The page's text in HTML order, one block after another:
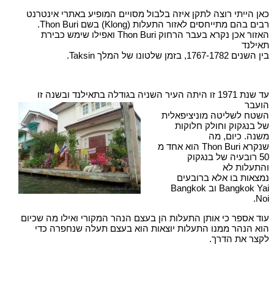
כאן הייתי רוצה לתקן איזה בלבול מסויים המופיע באתרי אינטרנט
רבים בהם מתייחסים לאזור התעלות (Klong) בשם Thon Buri.
האזור אכן נקרא בעבר הרחוק Thon Buri ואפילו שימש כבירת
תאילנד
בין השנים 1767-1782, בזמן שלטונו של המלך Taksin.
עד שנת 1971 זו היתה העיר השניה בגודלה בתאילנד ובשנה זו
הועבר
השטח לשליטה מוניציפאלית
של בנגקוק וחולק חלוקות
משנה. כיום, מה
שנקרא Thon Buri הוא אחד מ
50 רובעיה של בנגקוק
והתעלות לא
נמצאות בו אלא ברובעים
Bangkok Yai וב Bangkok
Noi.
עוד אספר כי אותן התעלות הן בעצם הנהר המקורי ואילו מה שכיום
הוא הנהר ממנו התעלות יוצאות הוא בעצם תעלה שנחפרה כדי
לקצר את הדרך.